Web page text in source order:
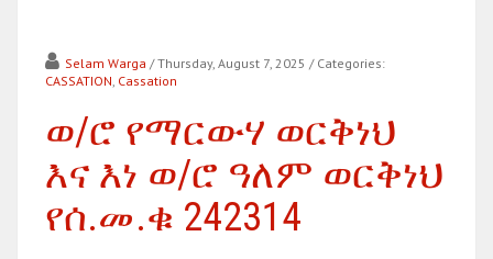
Selam Warga / Thursday, August 7, 2025 / Categories:
CASSATION, Cassation
ወ/ሮ የማርውሃ ወርቅነህ
እና እነ ወ/ሮ ዓለም ወርቅነህ
የሰ.መ.ቁ 242314